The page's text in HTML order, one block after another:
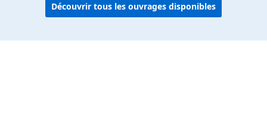
Découvrir tous les ouvrages disponibles